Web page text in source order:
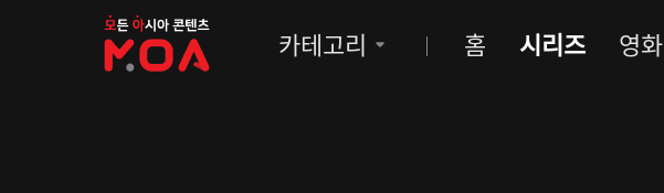
MOA
카테고리 홈 시리즈 영화